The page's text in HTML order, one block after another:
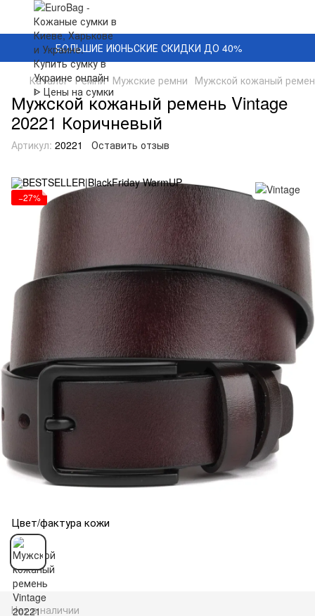
БОЛЬШИЕ ИЮНЬСКИЕ СКИДКИ ДО 40%
Каталог Ремни Мужские ремни Мужской кожаный
Мужской кожаный ремень Vintage
20221 Коричневый
Артикул: 20221 Оставить отзыв
−27%
Цвет/фактура кожи
Нет в наличии